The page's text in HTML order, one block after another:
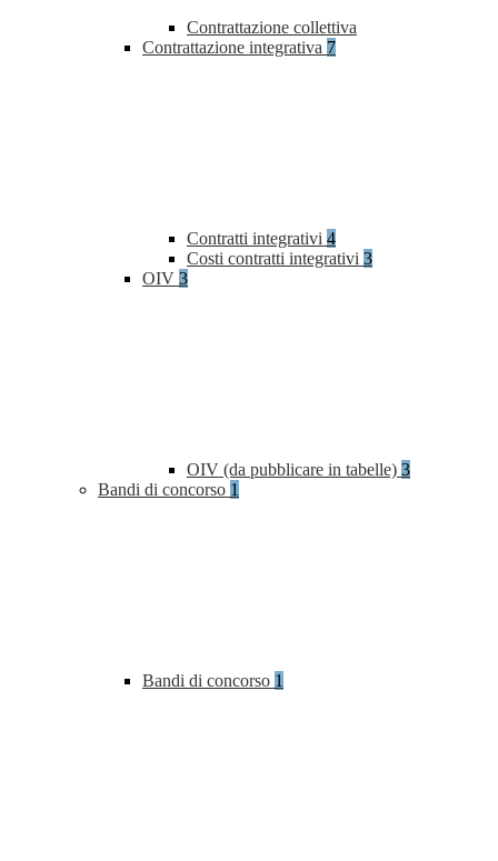
Contrattazione collettiva
Contrattazione integrativa 7
Contratti integrativi 4
Costi contratti integrativi 3
OIV 3
OIV (da pubblicare in tabelle) 3
Bandi di concorso 1
Bandi di concorso 1